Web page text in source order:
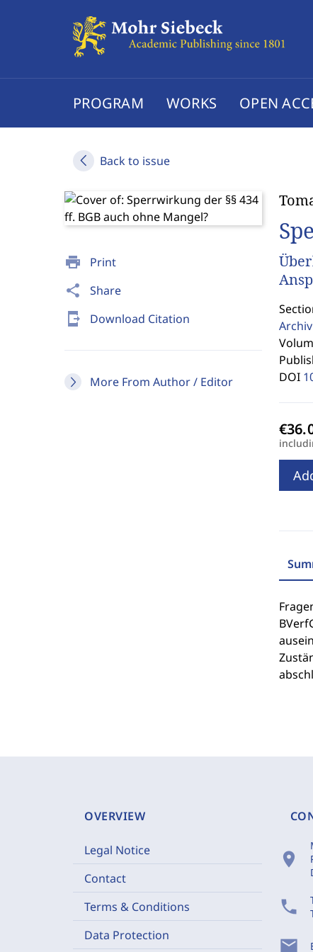
PROGRAM WORKS OPEN
Back to issue
print Print
share Share
send_to_mobile Download Citation
More From Author / Editor
DOI
OVERVIEW
Legal Notice
Contact
Terms & Conditions
Data Protection
location_on
phone
mail